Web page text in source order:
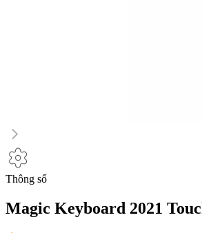
Thông số
Magic Keyboard 2021